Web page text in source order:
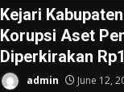
Kejari
Korupsi Aset
Diperkirakan
admin June 12,